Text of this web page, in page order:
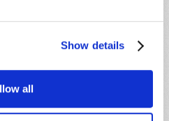
Show details
all
1972, n. 633.